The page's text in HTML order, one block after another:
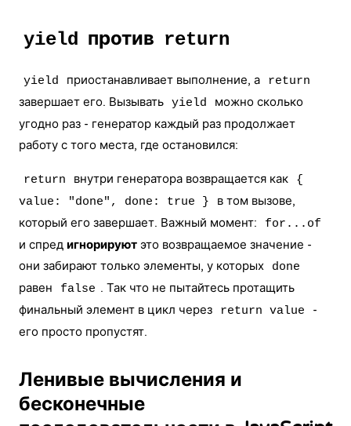
yield против return
yield приостанавливает выполнение, а return
завершает его. Вызывать yield
можно сколько
угодно раз - генератор каждый раз продолжает
работу с того места, где остановился:
return внутри генератора возвращается как
{
value: "done", done: true }
в том вызове,
который его завершает. Важный момент:
for...of
и спред игнорируют это возвращаемое значение -
они забирают только элементы, у которых
done
равен false . Так что не пытайтесь протащить
финальный элемент в цикл через
return value
-
его просто пропустят.
Ленивые вычисления и
бесконечные